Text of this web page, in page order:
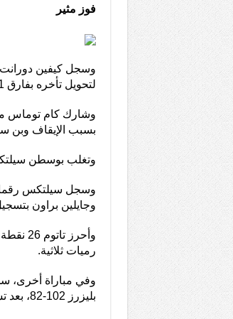
فوز مثير
لتحويل تأخره بفارق 11 نقطة في الربع الأخير إلى فوز مثير.
بسبب الإيقاف وبن
وتغلب بوسطن سيلتكس على
وجايلين براون بتسجيل 6 رميات ثلاثية لكل
رميات ثلاثية.
وفي مباراة أخرى،
بليزرز 102-82، بعد تسجيل ديفين بوكر 24 نقطة.